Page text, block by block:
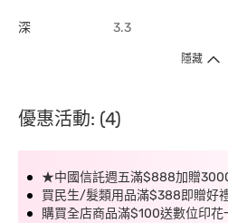
深 3.3
隱藏
優惠活動: (4)
★中國信託週五滿$888加贈
買民生/髮類用品滿$388即贈好
購買全店商品滿$100送數位印花